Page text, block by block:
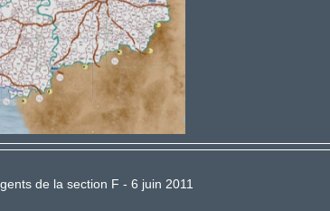
de la section F - 6 juin 2011